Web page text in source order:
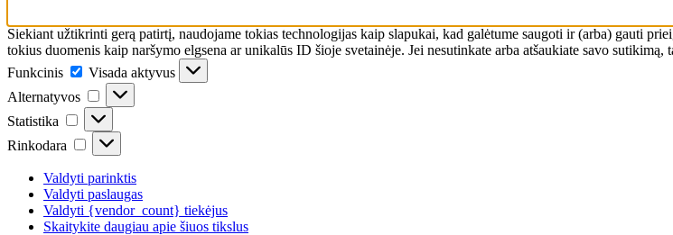
Siekiant užtikrinti gerą patirtį, naudojame tokias technologijas kaip slapukai, kad galėtume saugoti ir (arba) gauti
tokius duomenis kaip naršymo elgsena ar unikalūs ID šioje svetainėje. Jei nesutinkate arba atšaukiate savo
Funkcinis
Funkcinis
Visada aktyvus
Alternatyvos
Alternatyvos
Statistika Statistika
Rinkodara Rinkodara
Valdyti parinktis
Valdyti paslaugas
Valdyti {vendor_count} tiekėjus
Skaitykite daugiau apie šiuos tikslus